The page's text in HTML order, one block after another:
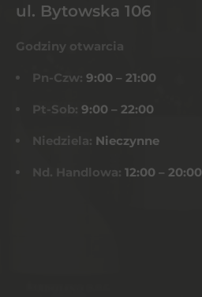
ul. Bytowska 106
Godziny otwarcia
Pn-Czw: 9:00 – 21:00
Pt-Sob: 9:00 – 22:00
Niedziela: Nieczynne
Nd. Handlowa: 12:00 – 20:00